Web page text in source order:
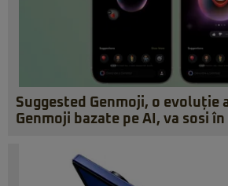
Suggested Genmoji, o evoluție
Genmoji bazate pe AI, va sosi în